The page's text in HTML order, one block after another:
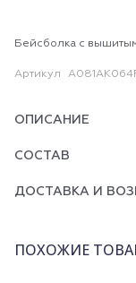
Бейсболка с
Артикул
ОПИСАНИЕ
СОСТАВ
ДОСТАВКА И
ПОХОЖИЕ